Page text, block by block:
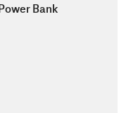
Bank